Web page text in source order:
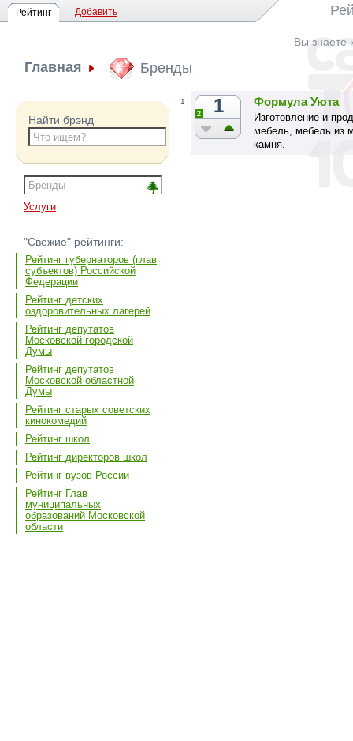
Рейтинг Добавить
Вы знаете
Главная Бренды
Найти брэнд
Услуги
"Свежие" рейтинги:
Рейтинг губернаторов (глав
субъектов) Российской
Федерации
Рейтинг детских
оздоровительных лагерей
Рейтинг депутатов
Московской городской
Думы
Рейтинг депутатов
Московской областной
Думы
Рейтинг старых советских
кинокомедий
Рейтинг школ
Рейтинг директоров школ
Рейтинг вузов России
Рейтинг Глав
муниципальных
образований Московской
области
1 1
2
Формула Уюта
Изготовление и
мебель, мебель из
камня.